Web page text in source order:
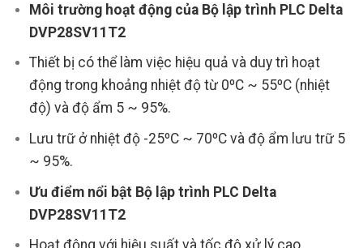
Môi trường hoạt động của Bộ lập trình PLC Delta
DVP28SV11T2
Thiết bị có thể làm việc hiệu quả và duy trì hoạt
động trong khoảng nhiệt độ từ 0ºC ~ 55ºC (nhiệt
độ) và độ ẩm 5 ~ 95%.
Lưu trữ ở nhiệt độ -25ºC ~ 70ºC và độ ẩm lưu trữ 5
~ 95%.
Ưu điểm nổi bật Bộ lập trình PLC Delta
DVP28SV11T2